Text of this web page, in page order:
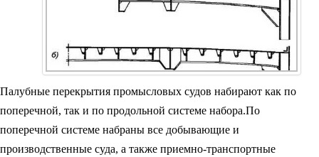
Палубные перекрытия промысловых судов набирают как по
поперечной, так и по продольной системе набора.По
поперечной системе набраны все добывающие и
производственные суда, а также приемно-транспортные